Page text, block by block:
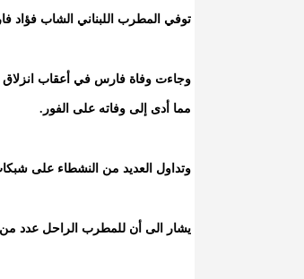
توفي المطرب اللبناني الشاب فؤاد فارس، البالغ من العمر 26 عاماً، في حادث
وجاءت وفاة فارس في أعقاب
مما أدى إلى وفاته على الفور.
وتداول العديد من النشطاء على
يشار الى أن للمطرب الراحل عدد من